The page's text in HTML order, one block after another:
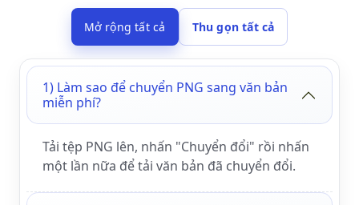
Mở rộng tất cả Thu gọn tất cả
1) Làm sao để chuyển PNG sang văn bản
miễn phí?
Tải tệp PNG lên, nhấn "Chuyển đổi" rồi nhấn
một lần nữa để tải văn bản đã chuyển đổi.